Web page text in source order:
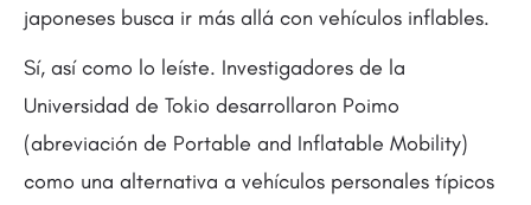
japoneses busca ir más allá con vehículos inflables.
Sí, así como lo leíste. Investigadores de la
Universidad de Tokio desarrollaron Poimo
(abreviación de Portable and Inflatable Mobility)
como una alternativa a vehículos personales típicos